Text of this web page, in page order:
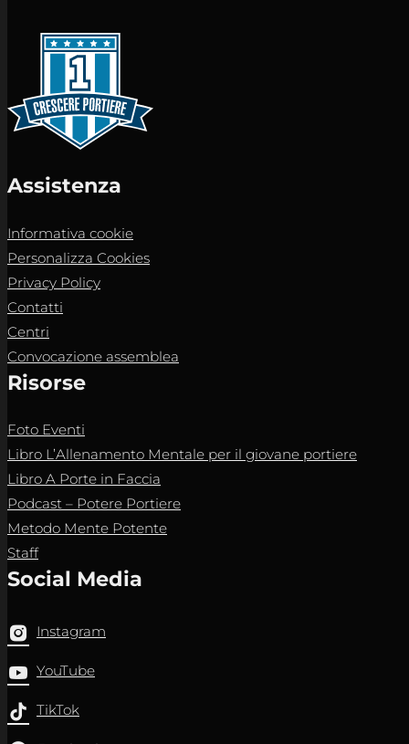
Assistenza
Informativa cookie
Personalizza Cookies
Privacy Policy
Contatti
Centri
Convocazione assemblea
Risorse
Foto Eventi
Libro L’Allenamento Mentale per il giovane portiere
Libro A Porte in Faccia
Podcast – Potere Portiere
Metodo Mente Potente
Staff
Social Media
Instagram
YouTube
TikTok